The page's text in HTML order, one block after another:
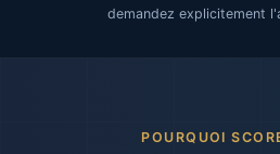
demandez explicitement
POURQUOI